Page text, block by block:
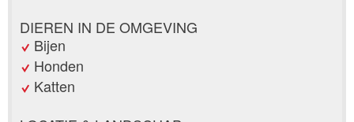
DIEREN IN DE OMGEVING
Bijen
Honden
Katten